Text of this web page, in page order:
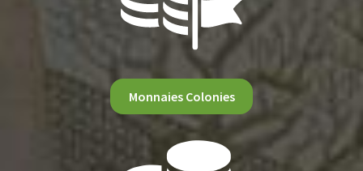
Monnaies Colonies